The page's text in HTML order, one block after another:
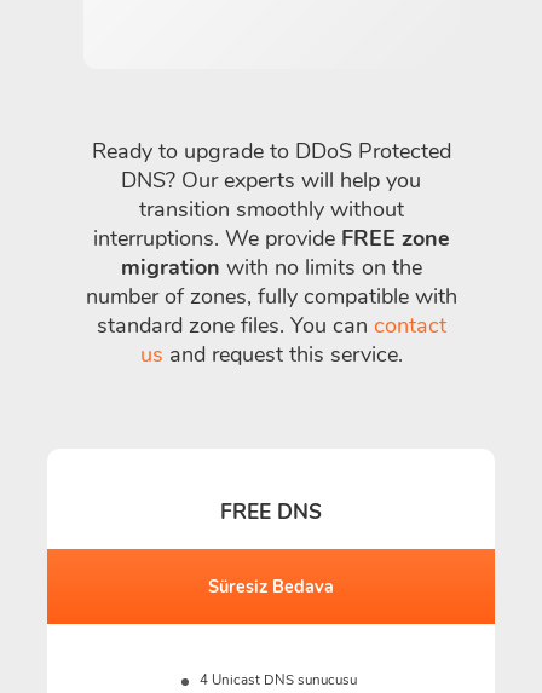
Ready to upgrade to DDoS Protected
DNS? Our experts will help you
transition smoothly without
interruptions. We provide FREE zone
migration with no limits on the
number of zones, fully compatible with
standard zone files. You can contact
us and request this service.
FREE DNS
Süresiz Bedava
4 Unicast DNS sunucusu